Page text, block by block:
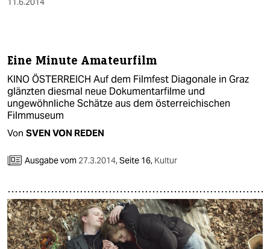
Eine Minute Amateurfilm
KINO ÖSTERREICH Auf dem Filmfest Diagonale in Graz
glänzten diesmal neue Dokumentarfilme und
ungewöhnliche Schätze aus dem österreichischen
Filmmuseum
Von SVEN VON REDEN
Ausgabe vom 27.3.2014,Seite 16, Kultur